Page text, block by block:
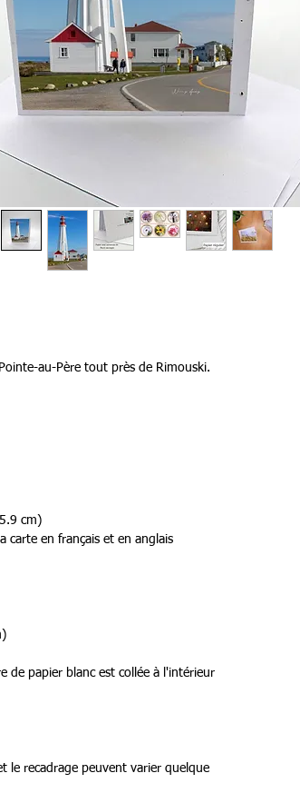
au-Père tout près de Rimouski.
cm)
carte en français et en anglais
de papier blanc est collée à l'intérieur
le recadrage peuvent varier quelque